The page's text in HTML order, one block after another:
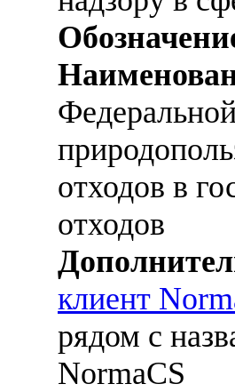
отходов в
отходов
клиент
рядом с
NormaCS